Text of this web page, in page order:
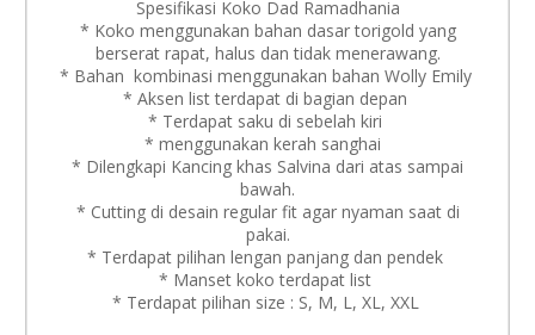
Spesifikasi Koko Dad Ramadhania
* Koko menggunakan bahan dasar torigold yang
berserat rapat, halus dan tidak menerawang.
* Bahan kombinasi menggunakan bahan Wolly Emily
* Aksen list terdapat di bagian depan
* Terdapat saku di sebelah kiri
* menggunakan kerah sanghai
* Dilengkapi Kancing khas Salvina dari atas sampai
bawah.
* Cutting di desain regular fit agar nyaman saat di
pakai.
* Terdapat pilihan lengan panjang dan pendek
* Manset koko terdapat list
* Terdapat pilihan size : S, M, L, XL, XXL